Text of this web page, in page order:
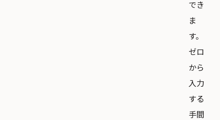
でき
ま
す。
ゼロ
から
入力
する
手間